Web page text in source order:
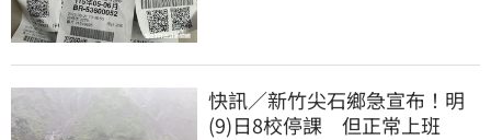
快訊／新竹尖石鄉急宣布！明
(9)日8校停課 但正常上班